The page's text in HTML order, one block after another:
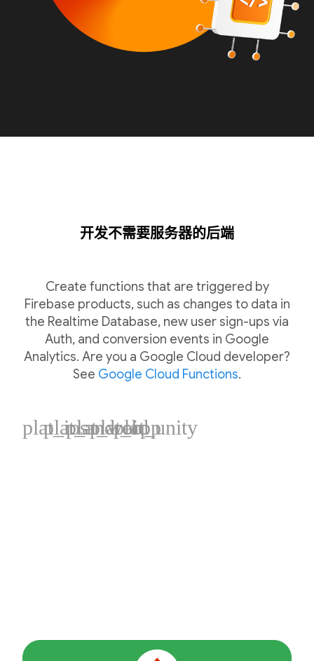
开发不需要服务器的后端
Create functions that are triggered by
Firebase products, such as changes to data in
the Realtime Database, new user sign-ups via
Auth, and conversion events in Google
Analytics. Are you a Google Cloud developer?
See Google Cloud Functions.
plat_ios
plat_android
plat_web
plat_cpp
plat_unity